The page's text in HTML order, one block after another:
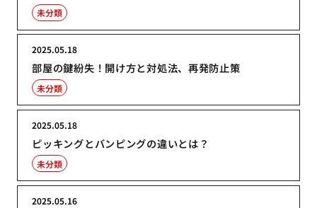
未分類
部屋の鍵紛失！開け方と対処法、再発防止策
2025.05.18
未分類
ピッキングとバンピングの違いとは？
2025.05.18
未分類
2025.05.16